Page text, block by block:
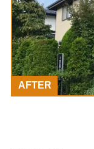
AFTER